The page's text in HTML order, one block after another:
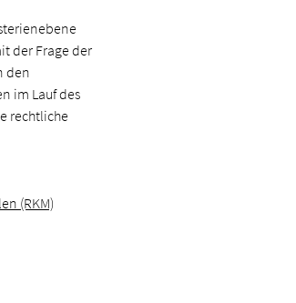
der Frage der
den
im Lauf des
rechtliche
(RKM)